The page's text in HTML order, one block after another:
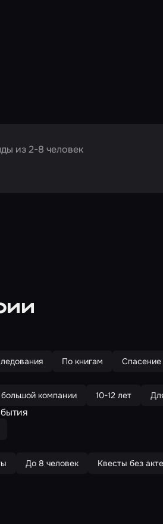
из 2-8 человек
По книгам
компании 10-12 лет
До 8 человек Квесты без